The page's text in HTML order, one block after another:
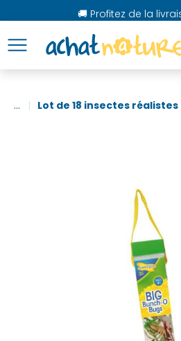
🚚 Profitez de la
... Lot de 18 insectes réalistes